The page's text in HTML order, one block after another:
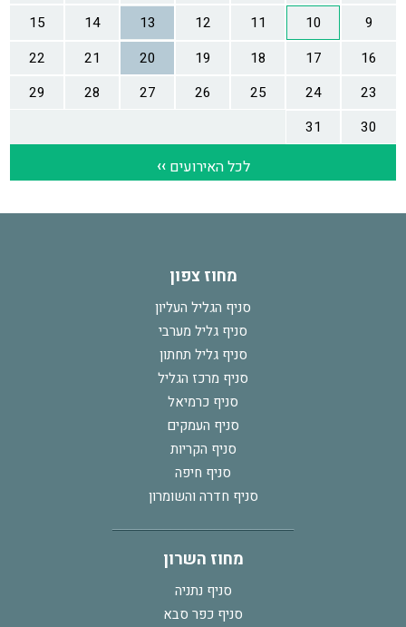
מחוז צפון
סניף הגליל העליון
סניף גליל מערבי
סניף גליל תחתון
סניף מרכז הגליל
סניף כרמיאל
סניף העמקים
סניף הקריות
סניף חיפה
סניף חדרה והשומרון
מחוז השרון
סניף נתניה
סניף כפר סבא